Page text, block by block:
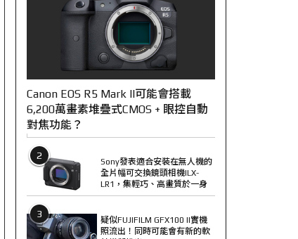
Canon EOS R5 Mark II可能會搭載
6,200萬畫素堆疊式CMOS + 眼控自動
對焦功能？
2
Sony發表適合安裝在無人機的
全片幅可交換鏡頭相機ILX-
LR1，集輕巧、高畫質於一身
3
疑似FUJIFILM GFX100 II實機
照流出！同時可能會有新的軟